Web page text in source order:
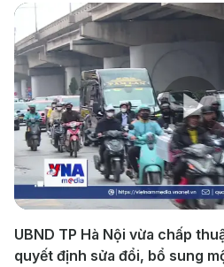
UBND TP Hà Nội vừa chấp
quyết định sửa đổi, bổ sung